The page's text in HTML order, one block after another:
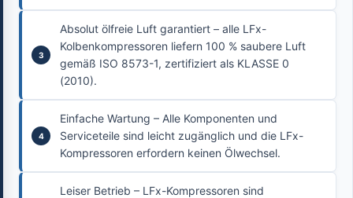
Absolut ölfreie Luft garantiert – alle LFx-
Kolbenkompressoren liefern 100 % saubere Luft
gemäß ISO 8573-1, zertifiziert als KLASSE 0
(2010).
Einfache Wartung – Alle Komponenten und
Serviceteile sind leicht zugänglich und die LFx-
Kompressoren erfordern keinen Ölwechsel.
Leiser Betrieb – LFx-Kompressoren sind